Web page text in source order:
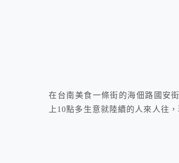
在台南美食一條街的海佃路國安街
上10點多生意就陸續的人來人往